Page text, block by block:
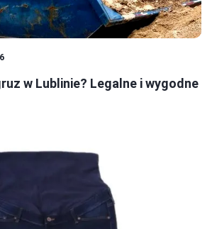
w Lublinie? Legalne i wygodne